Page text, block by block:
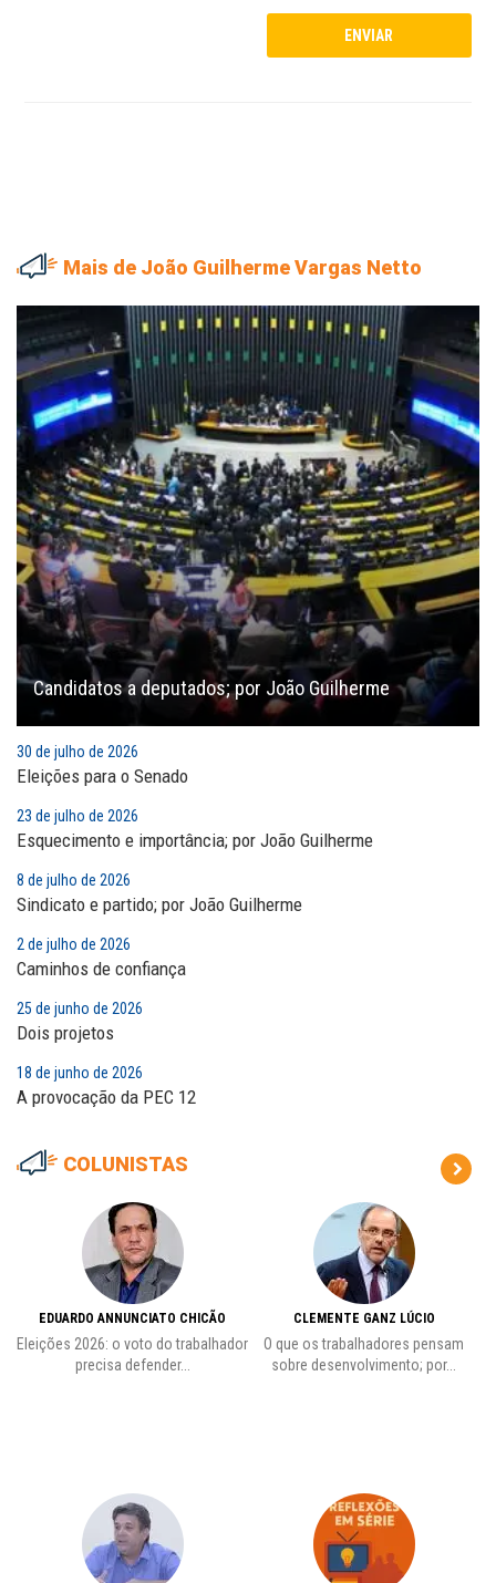
Mais de João Guilherme Vargas Netto
Candidatos a deputados; por João Guilherme
30 de julho de 2026
Eleições para o Senado
23 de julho de 2026
Esquecimento e importância; por João Guilherme
8 de julho de 2026
Sindicato e partido; por João Guilherme
2 de julho de 2026
Caminhos de confiança
25 de junho de 2026
Dois projetos
18 de junho de 2026
A provocação da PEC 12
COLUNISTAS
EDUARDO ANNUNCIATO CHICÃO
Eleições 2026: o voto do trabalhador
precisa defender...
CLEMENTE GANZ LÚCIO
O que os trabalhadores pensam
sobre desenvolvimento; por...